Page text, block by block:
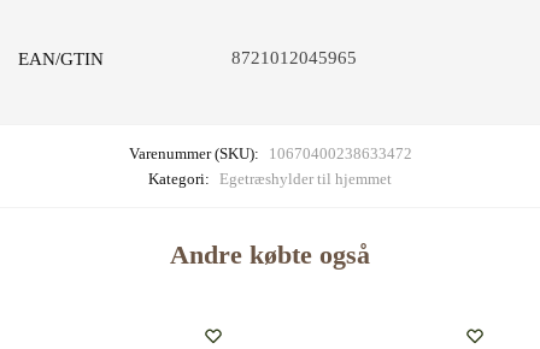
EAN/GTIN 8721012045965
Varenummer (SKU):
10670400238633472
Kategori: Egetræshylder til hjemmet
Andre købte også